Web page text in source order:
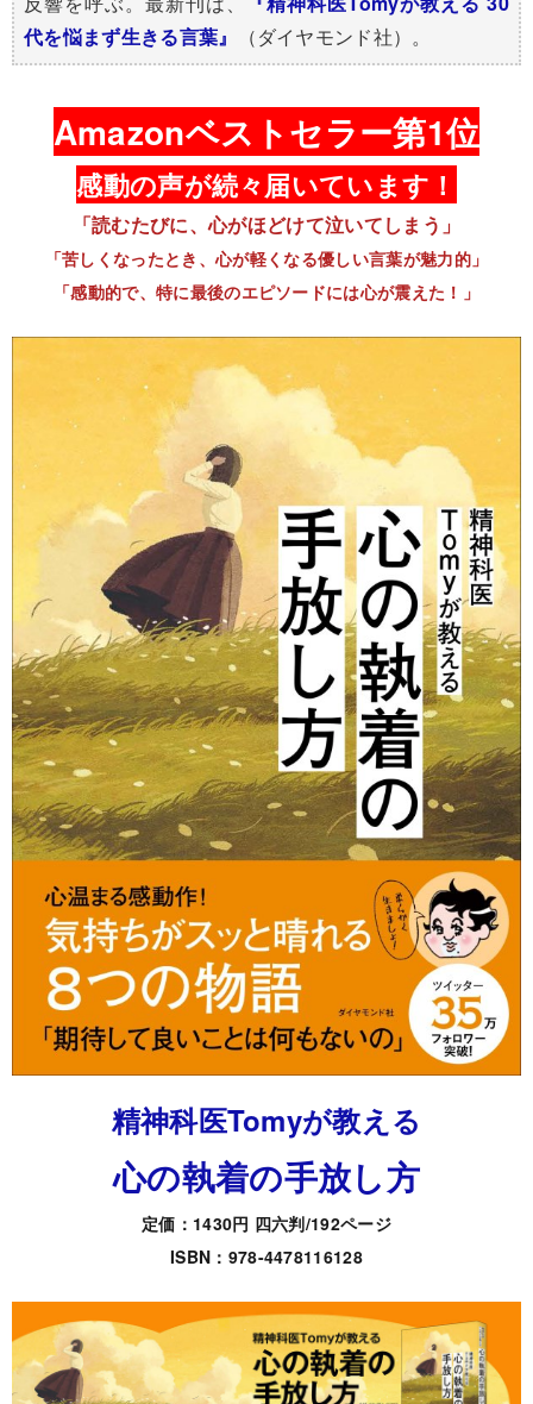
代を悩まず生きる言葉』
（ダイヤモンド社）。
Amazonベストセラー第1位
感動の声が続々届いています！
「読むたびに、心がほどけて泣いてしまう」
「苦しくなったとき、心が軽くなる優しい言葉が魅力的」
「感動的で、特に最後のエピソードには心が震えた！」
精神科医Tomyが教える
心の執着の手放し方
定価：1430円 四六判/192ページ
ISBN：978-4478116128